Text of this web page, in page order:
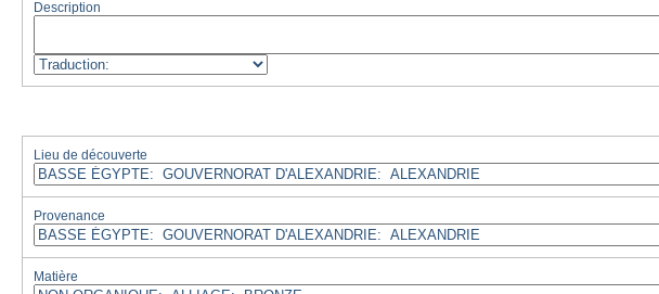
Description
Lieu de découverte
Provenance
Matière